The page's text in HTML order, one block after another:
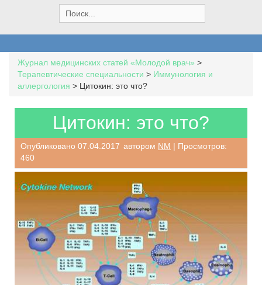
e
a
h
f
o
Журнал медицинских статей «Молодой врач» >
Терапевтические специальности > Иммунология и
аллергология > Цитокин: это что?
Цитокин: это что?
Опубликовано 07.04.2017 автором NM | Просмотров:
460